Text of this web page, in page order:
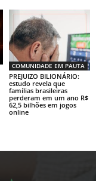
COMUNIDADE EM PAUTA
PREJUIZO BILIONÁRIO:
estudo revela que
famílias brasileiras
perderam em um ano R$
62,5 bilhões em jogos
online